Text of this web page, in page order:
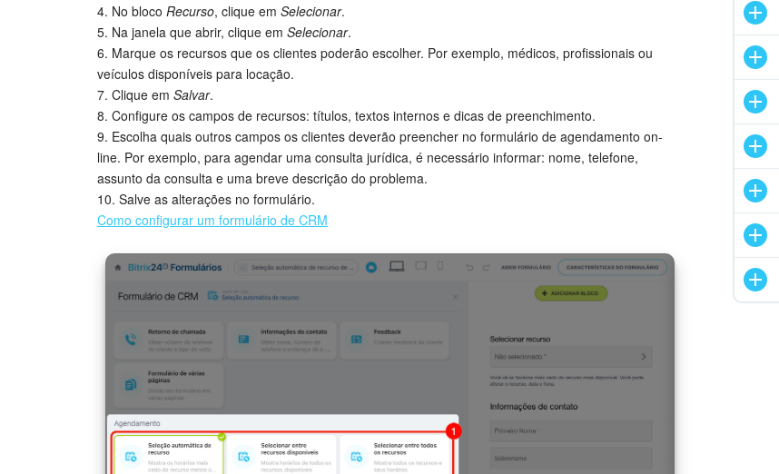
4. No bloco Recurso, clique em Selecionar.
5. Na janela que abrir, clique em Selecionar.
6. Marque os recursos que os clientes poderão escolher. Por exemplo, médicos, profissionais ou
veículos disponíveis para locação.
7. Clique em Salvar.
8. Configure os campos de recursos: títulos, textos internos e dicas de preenchimento.
9. Escolha quais outros campos os clientes deverão preencher no formulário de agendamento on-
line. Por exemplo, para agendar uma consulta jurídica, é necessário informar: nome, telefone,
assunto da consulta e uma breve descrição do problema.
10. Salve as alterações no formulário.
Como configurar um formulário de CRM